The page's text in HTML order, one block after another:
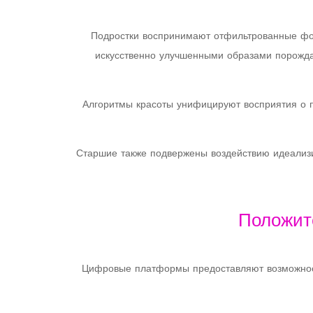
Подростки воспринимают отфильтрованные
искусственно улучшенными образами
Алгоритмы красоты унифицируют восприятия о
Старшие также подвержены воздействию
Цифровые платформы предоставляют